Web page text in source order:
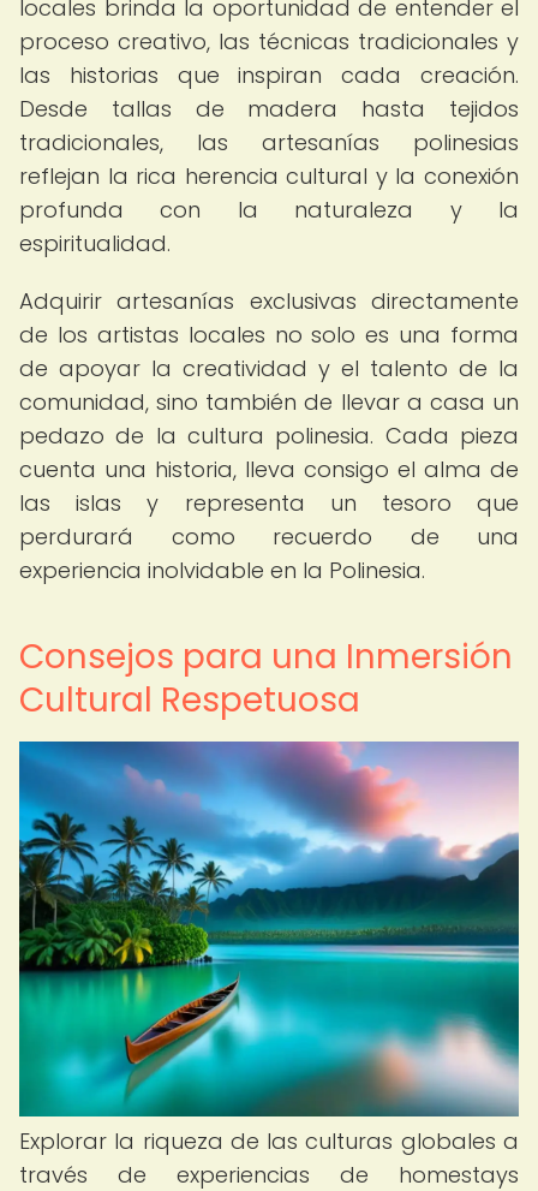
locales brinda la oportunidad de entender el
proceso creativo, las técnicas tradicionales y
las historias que inspiran cada creación.
Desde tallas de madera hasta tejidos
tradicionales, las artesanías polinesias
reflejan la rica herencia cultural y la conexión
profunda con la naturaleza y la
espiritualidad.
Adquirir artesanías exclusivas directamente
de los artistas locales no solo es una forma
de apoyar la creatividad y el talento de la
comunidad, sino también de llevar a casa un
pedazo de la cultura polinesia. Cada pieza
cuenta una historia, lleva consigo el alma de
las islas y representa un tesoro que
perdurará como recuerdo de una
experiencia inolvidable en la Polinesia.
Consejos para una Inmersión
Cultural Respetuosa
Explorar la riqueza de las culturas globales a
través de experiencias de homestays